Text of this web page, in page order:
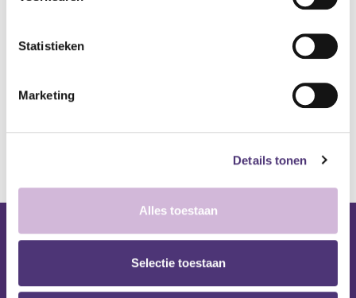
Statistieken
Marketing
Details tonen
Alles toestaan
Selectie toestaan
kan de levertermijn iets langer zijn.
Nuttige links
Huren